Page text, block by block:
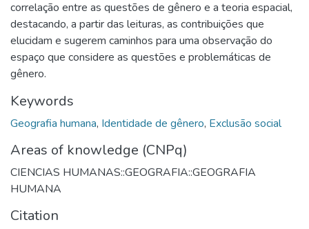
correlação entre as questões de gênero e a teoria espacial,
destacando, a partir das leituras, as contribuições que
elucidam e sugerem caminhos para uma observação do
espaço que considere as questões e problemáticas de
gênero.
Keywords
Geografia humana, Identidade de gênero, Exclusão social
Areas of knowledge (CNPq)
CIENCIAS HUMANAS::GEOGRAFIA::GEOGRAFIA
HUMANA
Citation